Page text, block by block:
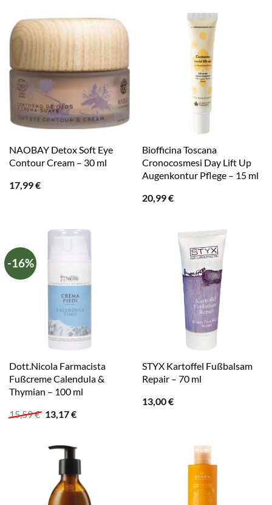
NAOBAY Detox Soft Eye
Contour Cream – 30 ml
17,99€
Biofficina Toscana
Cronocosmesi Day Lift Up
Augenkontur Pflege – 15 ml
20,99€
-16%
Dott.Nicola Farmacista
Fußcreme Calendula &
Thymian – 100 ml
15,59€ Ursprünglicher
15,59 €
13,17€Aktueller
STYX Kartoffel Fußbalsam
Repair – 70 ml
13,00€